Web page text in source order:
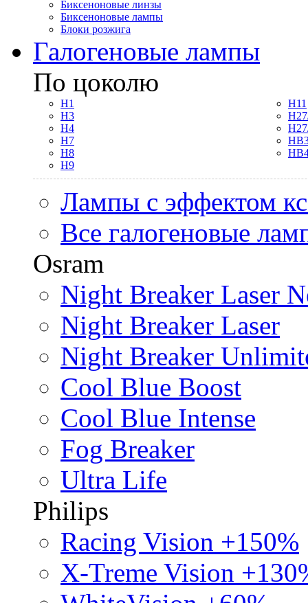
Биксеноновые линзы
Биксеноновые лампы
Блоки розжига
Галогеновые лампы
По цоколю
H1
H3
H4
H7
H8
H9
H11
Лампы с эффектом
Все галогеновые
Osram
Night Breaker Laser
Night Breaker Laser
Night Breaker
Cool Blue Boost
Cool Blue Intense
Fog Breaker
Ultra Life
Philips
Racing Vision +150%
X-Treme Vision